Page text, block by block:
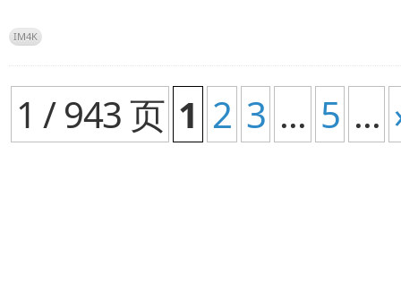
IM4K
1 / 943 页 1 2 3 ... 5 ...